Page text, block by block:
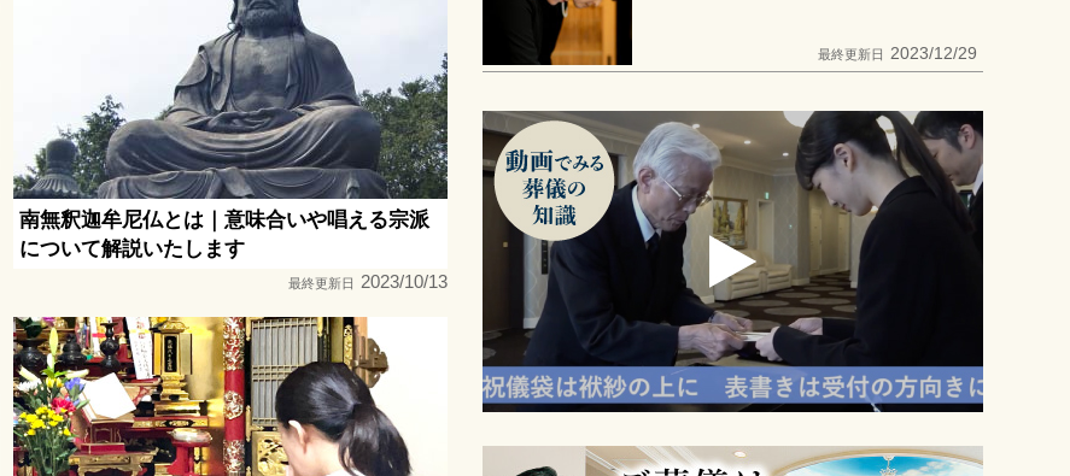
南無釈迦牟尼仏とは｜意味合いや唱える宗派
について解説いたします
最終更新日 2023/10/13
最終更新日 2023/12/29